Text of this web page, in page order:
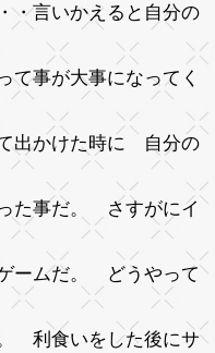
・言いかえると自分の
事が大事になってく
出かけた時に 自分の
た事だ。 さすがにイ
ームだ。 どうやって
利食いをした後にサ